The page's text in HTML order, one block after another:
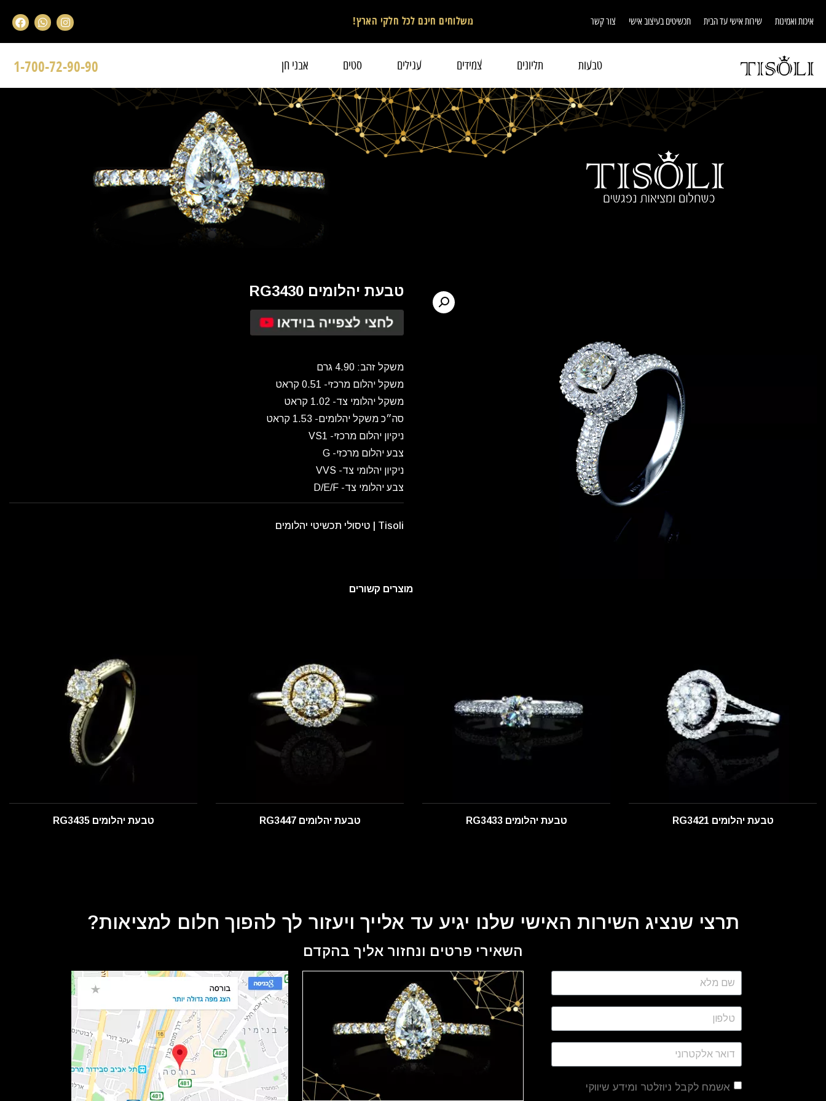
איכות ואמינות שירות אישי עד הבית תכשיטים בעיצוב אישי צור קשר משלוחים חינם לכל חלקי הארץ!
טבעות תליונים צמידים עגילים סטים אבני חן 1-700-72-90-90
טבעת יהלומים RG3430
משקל זהב: 4.90 גרם
משקל יהלום מרכזי- 0.51 קראט
משקל יהלומי צד- 1.02 קראט
סה״כ משקל יהלומים- 1.53 קראט
ניקיון יהלום מרכזי- VS1
צבע יהלום מרכזי- G
ניקיון יהלומי צד- VVS
צבע יהלומי צד- D/E/F
Tisoli | טיסולי תכשיטי יהלומים
מוצרים קשורים
טבעת יהלומים RG3421 טבעת יהלומים RG3433 טבעת יהלומים RG3447 טבעת יהלומים RG3435
תרצי שנציג השירות האישי שלנו יגיע עד אלייך ויעזור לך להפוך חלום למציאות?
השאירי פרטים ונחזור אליך בהקדם
אשמח לקבל ניוזלטר ומידע שיווקי